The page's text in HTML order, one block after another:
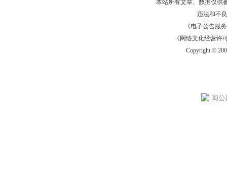
本站所有文章、数据仅供
违法和不
《电子公告服务
《网络文化经营许
Copyright ©
闽公